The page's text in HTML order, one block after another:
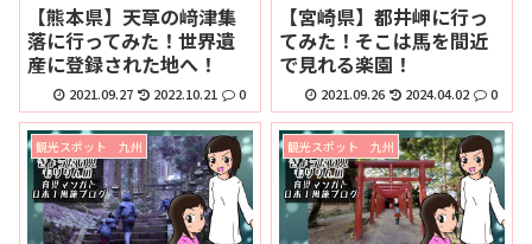
【熊本県】天草の﨑津集
落に行ってみた！世界遺
産に登録された地へ！
2021.09.27 2022.10.21 0
【宮崎県】都井岬に行っ
てみた！そこは馬を間近
で見れる楽園！
2021.09.26 2024.04.02 0
観光スポット 九州 観光スポット 九州